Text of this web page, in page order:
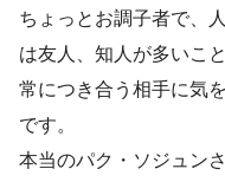
ちょっとお調子者で、
は友人、知人が多いこ
常につき合う相手に気
です。
本当のパク・ソジュン